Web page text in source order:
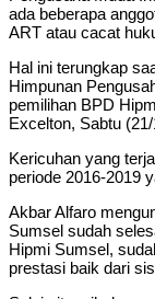
ada beberapa
ART atau cacat
Hal ini terungkap
Himpunan
pemilihan BPD
Excelton, Sabtu
Kericuhan yang
periode 2016-2019
Akbar Alfaro
Sumsel sudah
Hipmi Sumsel,
prestasi baik dari